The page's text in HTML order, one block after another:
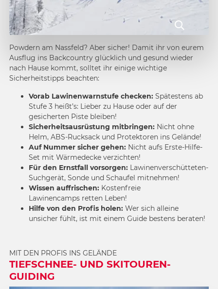
Powdern am Nassfeld? Aber sicher! Damit ihr von eurem
Ausflug ins Backcountry glücklich und gesund wieder
nach Hause kommt, solltet ihr einige wichtige
Sicherheitstipps beachten:
Vorab Lawinenwarnstufe checken: Spätestens ab
Stufe 3 heißt’s: Lieber zu Hause oder auf der
gesicherten Piste bleiben!
Sicherheitsausrüstung mitbringen: Nicht ohne
Helm, ABS-Rucksack und Protektoren ins Gelände!
Auf Nummer sicher gehen: Nicht aufs Erste-Hilfe-
Set mit Wärmedecke verzichten!
Für den Ernstfall vorsorgen: Lawinenverschütteten-
Suchgerät, Sonde und Schaufel mitnehmen!
Wissen auffrischen: Kostenfreie
Lawinencamps retten Leben!
Hilfe von den Profis holen: Wer sich alleine
unsicher fühlt, ist mit einem Guide bestens beraten!
MIT DEN PROFIS INS GELÄNDE
TIEFSCHNEE- UND SKITOUREN-
GUIDING